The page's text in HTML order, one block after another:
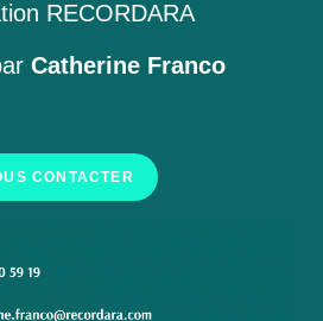
RECORDARA
Catherine Franco
CONTACTER